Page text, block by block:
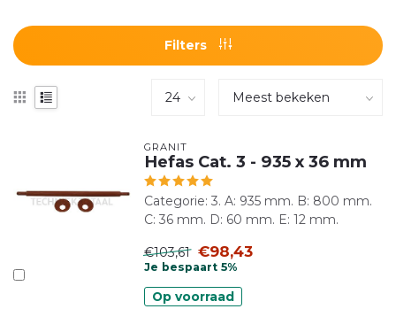
Filters
GRANIT
Hefas Cat. 3 - 935 x 36 mm
Categorie: 3. A: 935 mm. B: 800 mm.
C: 36 mm. D: 60 mm. E: 12 mm.
€103,61 €98,43
Je bespaart 5%
Op voorraad